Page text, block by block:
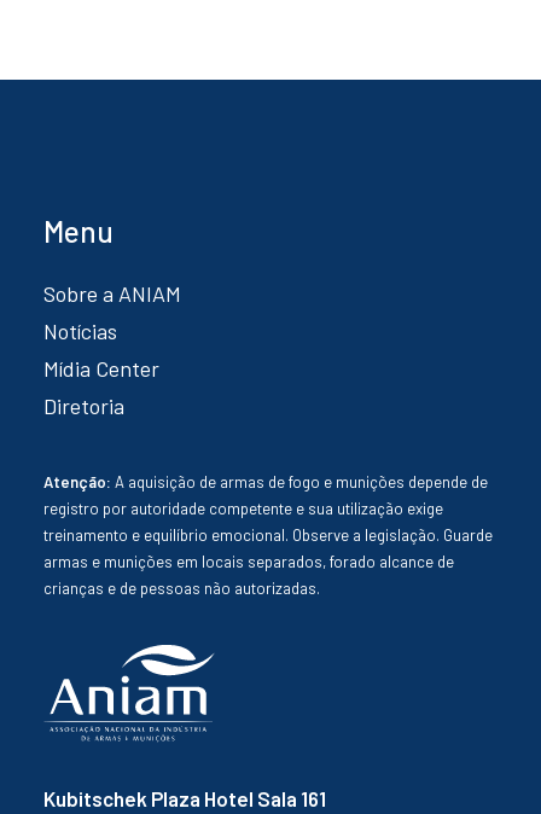
Kubitschek Plaza Hotel Sala 161
Menu
Sobre a ANIAM
Notícias
Mídia Center
Diretoria
Atenção: A aquisição de armas de fogo e munições depende de
registro por autoridade competente e sua utilização exige
treinamento e equilíbrio emocional. Observe a legislação. Guarde
armas e munições em locais separados, forado alcance de
crianças e de pessoas não autorizadas.